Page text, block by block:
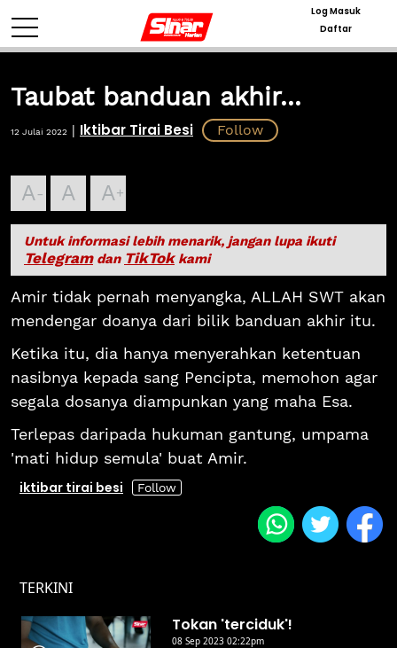
Log Masuk
Daftar
Taubat banduan akhir...
12 Julai 2022 | Iktibar Tirai Besi
A A A
Untuk informasi lebih menarik, jangan lupa ikuti
Telegramdan TikTokkami
Amir tidak pernah menyangka, ALLAH SWT akan
mendengar doanya dari bilik banduan akhir itu.
Ketika itu, dia hanya menyerahkan ketentuan
nasibnya kepada sang Pencipta, memohon agar
segala dosanya diampunkan yang maha Esa.
Terlepas daripada hukuman gantung, umpama
'mati hidup semula' buat Amir.
iktibar tirai besi
TERKINI
Tokan 'terciduk'!
08 Sep 2023 02:22pm